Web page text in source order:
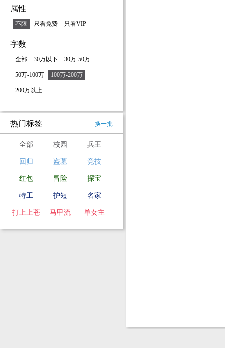
属性
不限 只看免费 只看VIP
字数
全部 30万以下 30万-50万
50万-100万 100万-200万
200万以上
热门标签 换一批
全部 校园 兵王
回归 盗墓 竞技
红包 冒险 探宝
特工 护短 名家
打上上苍 马甲流 单女主